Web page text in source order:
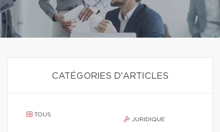
CATÉGORIES D'ARTICLES
TOUS
JURIDIQUE